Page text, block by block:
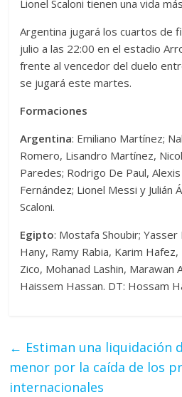
Lionel Scaloni tienen una vida
Argentina jugará los cuartos de
julio a las 22:00 en el estadio
frente al vencedor del duelo
se jugará este martes.
Formaciones
Argentina: Emiliano Martínez;
Romero, Lisandro Martínez,
Paredes; Rodrigo De Paul,
Fernández; Lionel Messi y Julián
Scaloni.
Egipto: Mostafa Shoubir;
Hany, Ramy Rabia, Karim
Zico, Mohanad Lashin, Marawan
Haissem Hassan. DT: Hossam
← Estiman una liquidación
menor por la caída de los
internacionales